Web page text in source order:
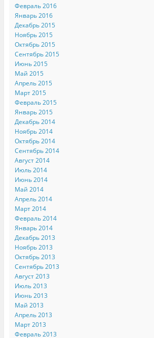
Февраль 2016
Январь 2016
Декабрь 2015
Ноябрь 2015
Октябрь 2015
Сентябрь 2015
Июнь 2015
Май 2015
Апрель 2015
Март 2015
Февраль 2015
Январь 2015
Декабрь 2014
Ноябрь 2014
Октябрь 2014
Сентябрь 2014
Август 2014
Июль 2014
Июнь 2014
Май 2014
Апрель 2014
Март 2014
Февраль 2014
Январь 2014
Декабрь 2013
Ноябрь 2013
Октябрь 2013
Сентябрь 2013
Август 2013
Июль 2013
Июнь 2013
Май 2013
Апрель 2013
Март 2013
Февраль 2013